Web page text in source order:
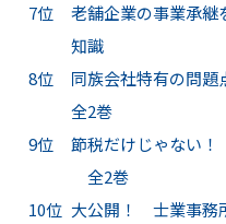
7位
老舗企業の事業承
知識
8位
同族会社特有の問
全2巻
9位
節税だけじゃない
全2巻
10位 大公開！ 士業事務